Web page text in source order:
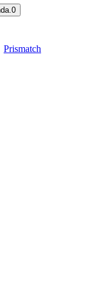
0
Prismatch